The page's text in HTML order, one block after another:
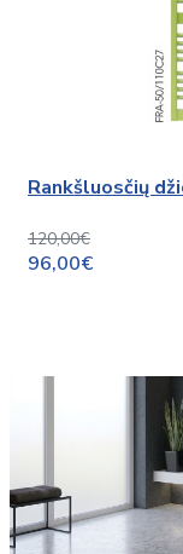
Rankšluosčių
120,00€
96,00€